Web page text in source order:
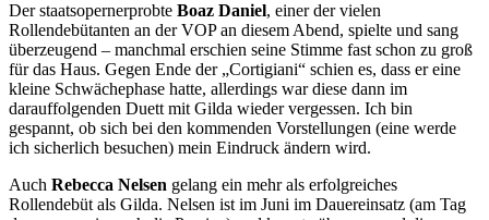
Der staatsopernerprobte Boaz Daniel, einer der vielen
Rollendebütanten an der VOP an diesem Abend, spielte und sang
überzeugend – manchmal erschien seine Stimme fast schon zu groß
für das Haus. Gegen Ende der „Cortigiani“ schien es, dass er eine
kleine Schwächephase hatte, allerdings war diese dann im
darauffolgenden Duett mit Gilda wieder vergessen. Ich bin
gespannt, ob sich bei den kommenden Vorstellungen (eine werde
ich sicherlich besuchen) mein Eindruck ändern wird.
Auch Rebecca Nelsen gelang ein mehr als erfolgreiches
Rollendebüt als Gilda. Nelsen ist im Juni im Dauereinsatz (am Tag